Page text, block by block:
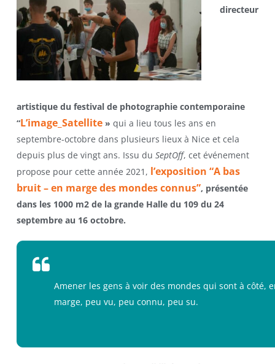
directeur
artistique du festival de photographie contemporaine
“L’image_Satellite » qui a lieu tous les ans en
septembre-octobre dans plusieurs lieux à Nice et cela
depuis plus de vingt ans. Issu du SeptOff, cet événement
propose pour cette année 2021, l’exposition “A bas
bruit – en marge des mondes connus”, présentée
dans les 1000 m2 de la grande Halle du 109 du 24
septembre au 16 octobre.
Amener les gens à voir des mondes qui sont à côté,
marge, peu vu, peu connu, peu su.